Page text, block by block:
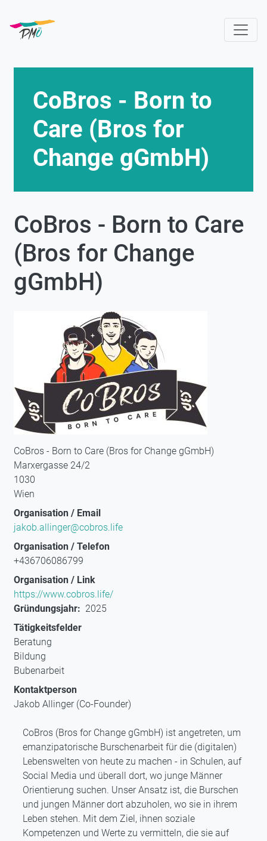
zum
Inhalt
CoBros - Born to
Care (Bros for
Change gGmbH)
CoBros - Born to Care
(Bros for Change
gGmbH)
CoBros - Born to Care (Bros for Change gGmbH)
Marxergasse 24/2
1030
Wien
Organisation / Email
jakob.allinger@cobros.life
Organisation / Telefon
+436706086799
Organisation / Link
https://www.cobros.life/
Gründungsjahr
2025
Tätigkeitsfelder
Beratung
Bildung
Bubenarbeit
Kontaktperson
Jakob Allinger (Co-Founder)
CoBros (Bros for Change gGmbH) ist angetreten, um
emanzipatorische Burschenarbeit für die (digitalen)
Lebenswelten von heute zu machen - in Schulen, auf
Social Media und überall dort, wo junge Männer
Orientierung suchen. Unser Ansatz ist, die Burschen
und jungen Männer dort abzuholen, wo sie in ihrem
Leben stehen. Mit dem Ziel, ihnen soziale
Kompetenzen und Werte zu vermitteln, die sie auf